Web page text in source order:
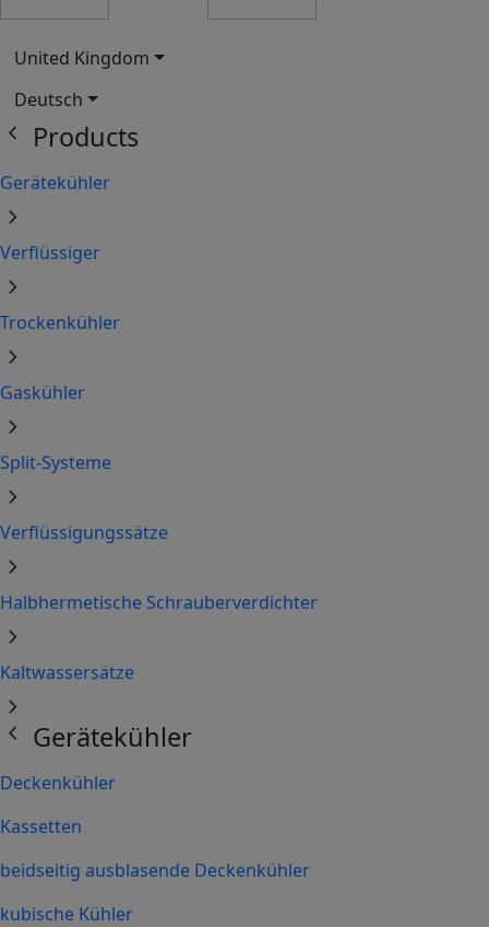
United Kingdom
Deutsch
chevron_left Products
Gerätekühler
chevron_right
Verflüssiger
chevron_right
Trockenkühler
chevron_right
Gaskühler
chevron_right
Split-Systeme
chevron_right
Verflüssigungssätze
chevron_right
Halbhermetische Schrauberverdichter
chevron_right
Kaltwassersätze
chevron_right
chevron_left Gerätekühler
Deckenkühler
Kassetten
beidseitig ausblasende Deckenkühler
kubische Kühler